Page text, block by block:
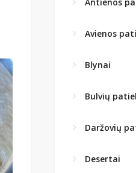
Avienos
Blynai
Bulvių
Daržovių
Desertai